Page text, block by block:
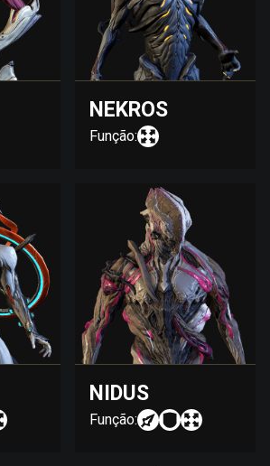
NEKROS
Função:
NIDUS
Função: